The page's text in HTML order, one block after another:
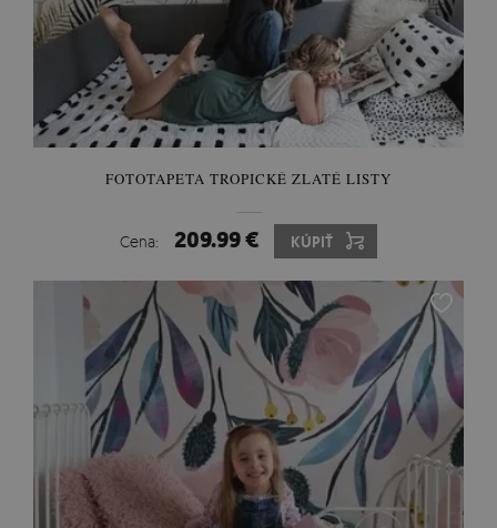
FOTOTAPETA TROPICKÉ ZLATÉ LISTY
Cena: 209.99 € KÚPIŤ